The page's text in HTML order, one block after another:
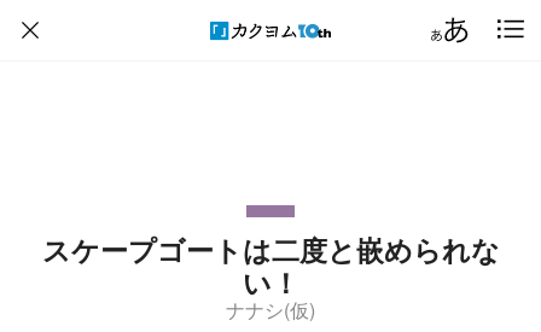
スケープゴートは二度と嵌められな
い！
ナナシ(仮)